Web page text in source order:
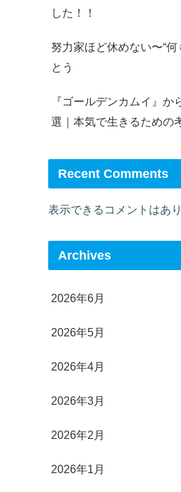
した！！
努力家ほど休めない〜“
とう
『ゴールデンカムイ』か
選｜本気で生きるための
Recent Comments
表示できるコメントはあり
Archives
2026年6月
2026年5月
2026年4月
2026年3月
2026年2月
2026年1月